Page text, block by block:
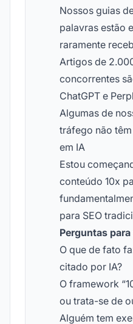
Nossos guias
palavras estão
raramente
Artigos de
concorrentes
ChatGPT e
Algumas de
tráfego não
em IA
Estou
conteúdo 10x
para SEO
Perguntas
O que de fato
citado por IA?
O framework
ou trata-se de
Alguém tem